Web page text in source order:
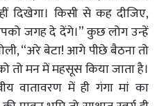
दिखेगा। किसी से कह दीजिए,
जगह दे देंगे।”कुछ लोग उन्हें
, “अरे बेटा!आगे पीछे बैठना तो
तो मन में महसूस किया जाता है।
वातावरण में ही गंगा मां का